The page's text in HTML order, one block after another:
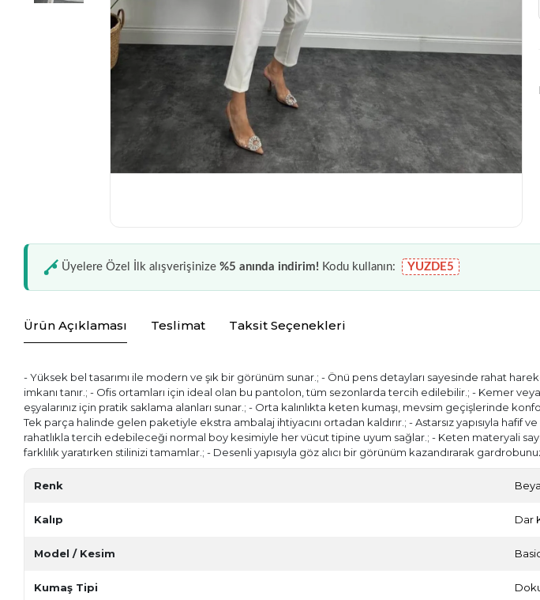
Üyelere Özel İlk alışverişinize%5 anında indirim! Kodu kullanın: YUZDE5
Ürün Açıklaması Teslimat Taksit Seçenekleri
- Yüksek bel tasarımı ile modern ve şık bir görünüm sunar.; - Önü pens detayları sayesinde rahat
imkanı tanır.; - Ofis ortamları için ideal olan bu pantolon, tüm sezonlarda tercih edilebilir.; - Kemer
eşyalarınız için pratik saklama alanları sunar.; - Orta kalınlıkta keten kumaşı, mevsim geçişlerinde
Tek parça halinde gelen paketiyle ekstra ambalaj ihtiyacını ortadan kaldırır.; - Astarsız yapısıyla hafif
rahatlıkla tercih edebileceği normal boy kesimiyle her vücut tipine uyum sağlar.; - Keten materyali
farklılık yaratırken stilinizi tamamlar.; - Desenli yapısıyla göz alıcı bir görünüm kazandırarak
Renk
Kalıp Dar
Model / Kesim
Kumaş Tipi